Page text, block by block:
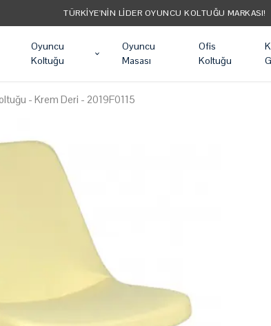
Oyuncu
Koltuğu
Oyuncu
Masası
Ofis
Koltuğu
- Krem Deri - 2019F0115